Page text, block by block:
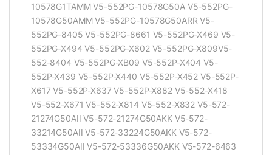
10578G1TAMM V5-552PG-10578G50A V5-552PG-
10578G50AMM V5-552PG-10578G50ARR V5-
552PG-8405 V5-552PG-8661 V5-552PG-X469 V5-
552PG-X494 V5-552PG-X602 V5-552PG-X809V5-
552-8404 V5-552PG-XB09 V5-552P-X404 V5-
552P-X439 V5-552P-X440 V5-552P-X452 V5-552P-
X617 V5-552P-X637 V5-552P-X882 V5-552-X418
V5-552-X671 V5-552-X814 V5-552-X832 V5-572-
21274G50AII V5-572-21274G50AKK V5-572-
33214G50AII V5-572-33224G50AKK V5-572-
53334G50AII V5-572-53336G50AKK V5-572-6463